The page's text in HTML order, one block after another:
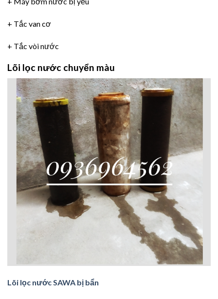
+ Tắc van cơ
+ Tắc vòi nước
Lõi lọc nước chuyển màu
Lõi lọc nước SAWA bị bẩn